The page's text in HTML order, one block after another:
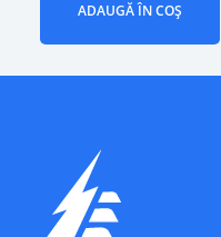
ADAUGĂ ÎN COȘ